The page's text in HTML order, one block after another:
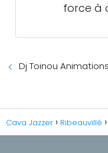
force à
Dj Toinou
Cava Jazzer Ribeauvillé